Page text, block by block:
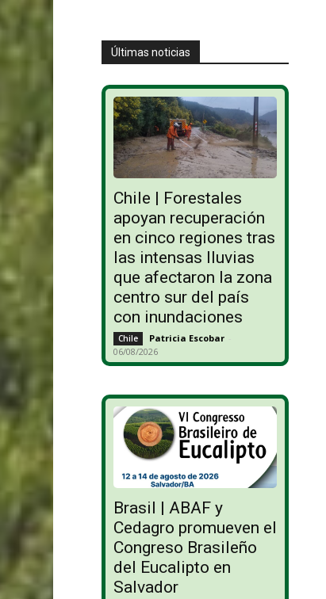
Últimas noticias
Chile | Forestales
apoyan recuperación
en cinco regiones tras
las intensas lluvias
que afectaron la zona
centro sur del país
con inundaciones
Chile Patricia Escobar -
06/08/2026
Brasil | ABAF y
Cedagro promueven el
Congreso Brasileño
del Eucalipto en
Salvador